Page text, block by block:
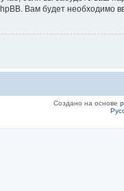
Вам будет необходимо
Создано на основе